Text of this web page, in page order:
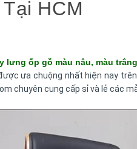
HCM
lưng ốp gỗ màu nâu, màu
ưa chuộng nhất hiện nay
chuyên cung cấp sỉ và lẻ các